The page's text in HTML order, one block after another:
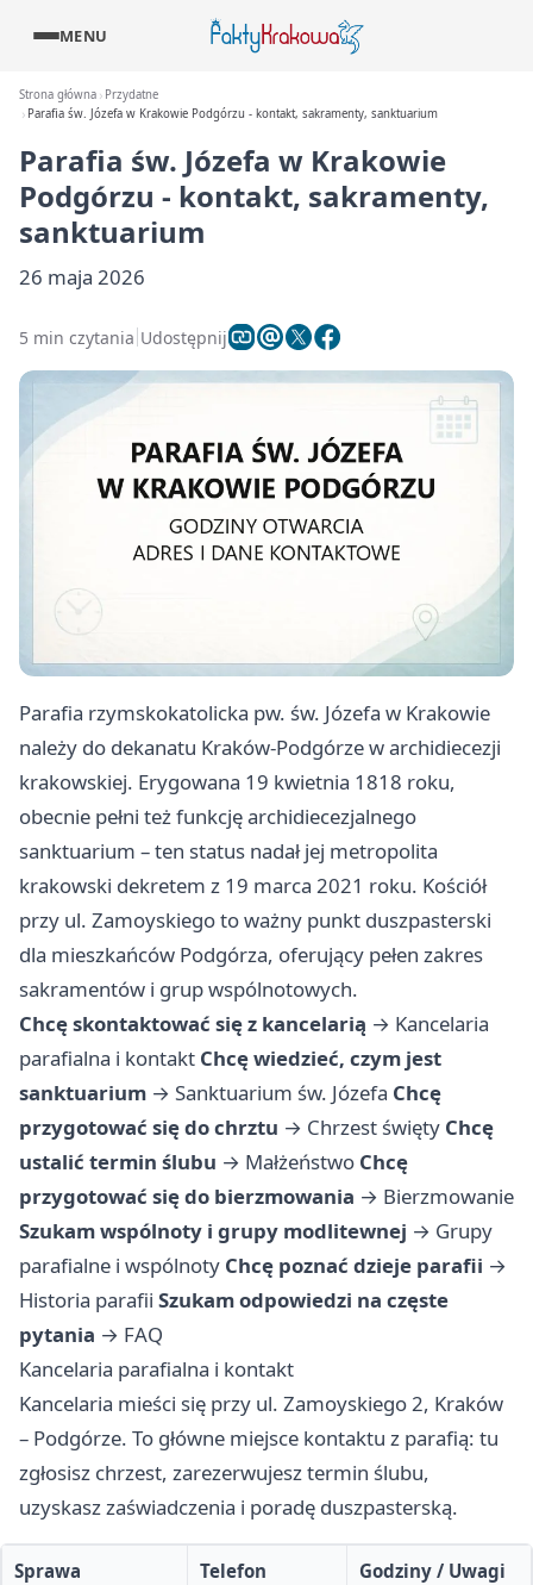
MENU
Strona główna
Przydatne
Parafia św. Józefa w Krakowie Podgórzu - kontakt, sakramenty, sanktuarium
Parafia św. Józefa w Krakowie
Podgórzu - kontakt, sakramenty,
sanktuarium
26 maja 2026
5 min czytania Udostępnij
Parafia rzymskokatolicka pw. św. Józefa w Krakowie
należy do dekanatu Kraków-Podgórze w archidiecezji
krakowskiej. Erygowana 19 kwietnia 1818 roku,
obecnie pełni też funkcję archidiecezjalnego
sanktuarium – ten status nadał jej metropolita
krakowski dekretem z 19 marca 2021 roku. Kościół
przy ul. Zamoyskiego to ważny punkt duszpasterski
dla mieszkańców Podgórza, oferujący pełen zakres
sakramentów i grup wspólnotowych.
Chcę skontaktować się z kancelarią → Kancelaria
parafialna i kontakt Chcę wiedzieć, czym jest
sanktuarium → Sanktuarium św. Józefa Chcę
przygotować się do chrztu → Chrzest święty Chcę
ustalić termin ślubu → Małżeństwo Chcę
przygotować się do bierzmowania → Bierzmowanie
Szukam wspólnoty i grupy modlitewnej → Grupy
parafialne i wspólnoty Chcę poznać dzieje parafii →
Historia parafii Szukam odpowiedzi na częste
pytania → FAQ
Kancelaria parafialna i kontakt
Kancelaria mieści się przy ul. Zamoyskiego 2, Kraków
– Podgórze. To główne miejsce kontaktu z parafią: tu
zgłosisz chrzest, zarezerwujesz termin ślubu,
uzyskasz zaświadczenia i poradę duszpasterską.
Sprawa Telefon Godziny / Uwagi